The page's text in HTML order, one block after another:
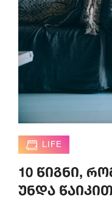
LIFE
10 წიგნი,
უნდა